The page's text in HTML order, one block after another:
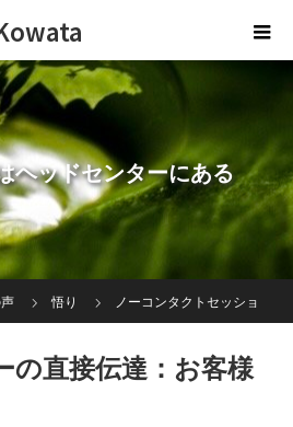
ヘッドセンターにある
悟り ノーコンタクトセッショ
の直接伝達：お客様